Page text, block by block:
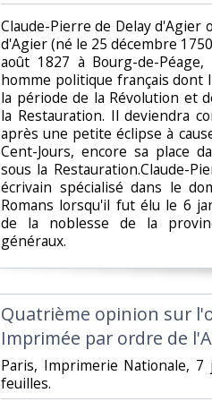
‎Claude-Pierre de Delay d'Agier
d'Agier (né le 25 décembre
août 1827 à Bourg-de-
homme politique français dont
la période de la Révolution et
la Restauration. Il deviendra
après une petite éclipse à
Cent-Jours, encore sa place
sous la Restauration.Claude-
écrivain spécialisé dans le
Romans lorsqu'il fut élu le 6
de la noblesse de la
généraux. ‎
‎Quatrième opinion sur
Imprimée par ordre de
‎Paris, Imprimerie Nationale,
feuilles. ‎